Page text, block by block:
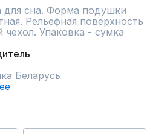
сна. Форма подушки
Рельефная поверхность
Упаковка - сумка
Беларусь